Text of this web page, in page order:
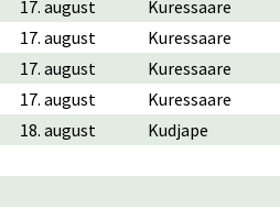
17. august
Kuressaare
17. august
Kuressaare
17. august
Kuressaare
17. august
Kuressaare
18. august Kudjape